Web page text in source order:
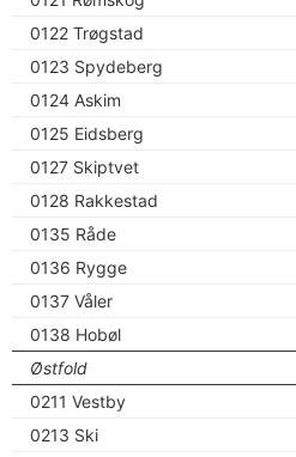
0122 Trøgstad
0123 Spydeberg
0124 Askim
0125 Eidsberg
0127 Skiptvet
0128 Rakkestad
0135 Råde
0136 Rygge
0137 Våler
0138 Hobøl
Østfold
0211 Vestby
0213 Ski